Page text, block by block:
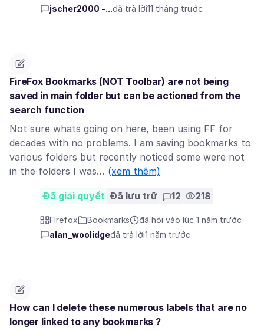
jscher2000 -...đã trả lời11 tháng trước
FireFox Bookmarks (NOT Toolbar) are not being
saved in main folder but can be actioned from the
search function
Not sure whats going on here, been using FF for
decades with no problems. I am saving bookmarks to
various folders but recently noticed some were not
in the folders I was… (xem thêm)
Đã giải quyết Đã lưu trữ 12 218
Firefox Bookmarks
đã hỏi vào lúc 1 năm trước
alan_woolidgeđã trả lời1 năm trước
How can I delete these numerous labels that are no
longer linked to any bookmarks ?